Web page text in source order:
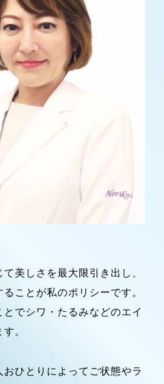
美しさを最大限引き出し、
ことが私のポリシーです。
でシワ・たるみなどのエイ
。
おひとりによってご状態やラ